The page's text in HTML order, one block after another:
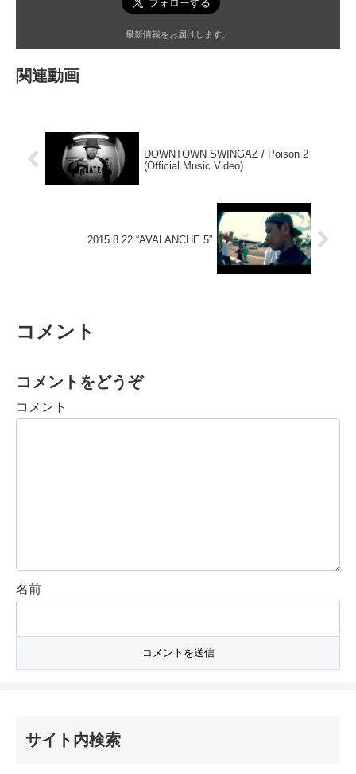
最新情報をお届けします。
関連動画
DOWNTOWN SWINGAZ / Poison 2
(Official Music Video)
2015.8.22 “AVALANCHE 5”
コメント
コメントをどうぞ
コメント
名前
サイト内検索